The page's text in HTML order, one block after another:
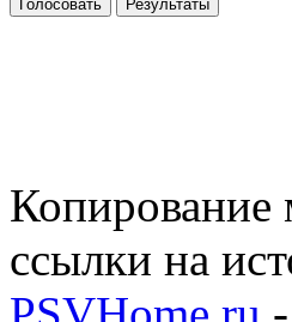
Голосовать Результаты
Копирование
ссылки на